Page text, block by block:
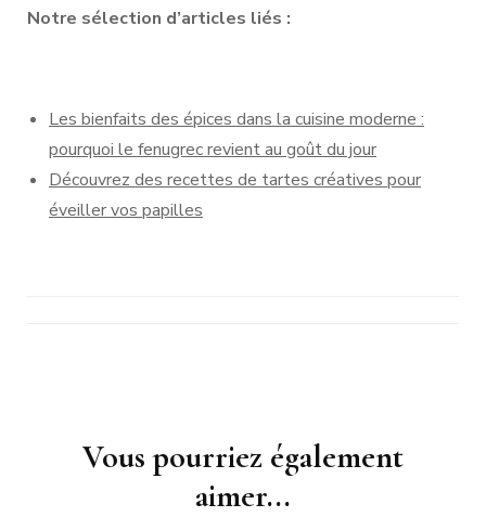
Notre sélection d’articles liés :
Les bienfaits des épices dans la cuisine moderne :
pourquoi le fenugrec revient au goût du jour
Découvrez des recettes de tartes créatives pour
éveiller vos papilles
Navigation
Vous pourriez également
aimer...